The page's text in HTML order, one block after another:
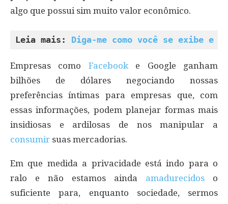
algo que possui sim muito valor econômico.
Leia mais: Diga-me como você se exibe
Empresas como Facebooke Google ganham
bilhões de dólares negociando nossas
preferências íntimas para empresas que, com
essas informações, podem planejar formas mais
insidiosas e ardilosas de nos manipular a
consumir suas mercadorias.
Em que medida a privacidade está indo para o
ralo e não estamos ainda amadurecidos o
suficiente para, enquanto sociedade, sermos